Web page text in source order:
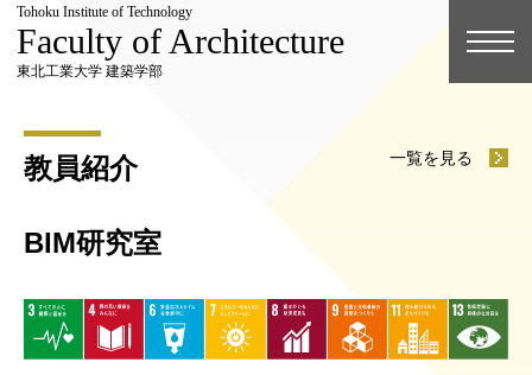
Tohoku Institute of Technology
Faculty of Architecture
東北工業大学 建築学部
教員紹介 一覧を見る
BIM研究室